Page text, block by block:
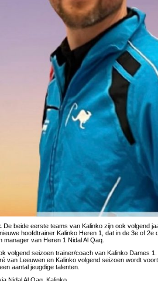
De beide eerste teams van Kalinko zijn ook volgend
hoofdtrainer Kalinko Heren 1, dat in de 3e of 2e
manager van Heren 1 Nidal Al Qaq.
volgend seizoen trainer/coach van Kalinko Dames
van Leeuwen en Kalinko volgend seizoen wordt
aantal jeugdige talenten.